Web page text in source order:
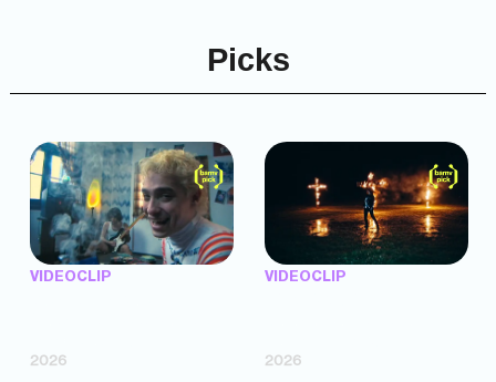
Picks
VIDEOCLIP
2026
VIDEOCLIP
2026